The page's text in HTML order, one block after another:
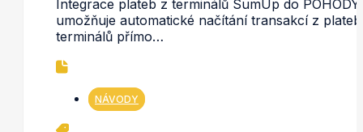
Integrace plateb z terminálů SumUp do POHODY
umožňuje automatické načítání transakcí z
terminálů přímo…
NÁVODY